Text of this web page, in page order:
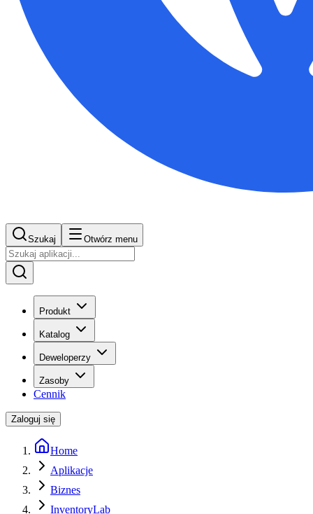
Szukaj Otwórz menu
Produkt
Katalog
Deweloperzy
Zasoby
Cennik
Zaloguj się
Home
Aplikacje
Biznes
InventoryLab